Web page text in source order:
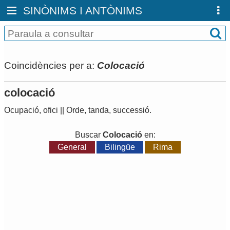
SINÒNIMS I ANTÒNIMS
Coincidències per a: Colocació
colocació
Ocupació, ofici Orde, tanda, successió.
Buscar Colocacióen:
General
Bilingüe Rima